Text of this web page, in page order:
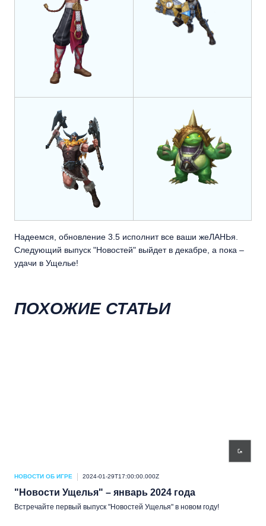
Надеемся, обновление 3.5 исполнит все ваши жеЛАНЬя.
Следующий выпуск "Новостей" выйдет в декабре, а пока –
удачи в Ущелье!
ПОХОЖИЕ СТАТЬИ
НОВОСТИ ОБ ИГРЕ 2024-01-29T17:00:00.000Z
"Новости Ущелья" – январь 2024 года
Встречайте первый выпуск "Новостей Ущелья" в новом году!